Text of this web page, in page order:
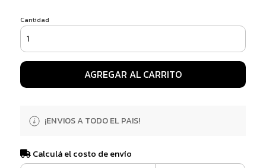
Cantidad
AGREGAR AL CARRITO
¡ENVIOS A TODO EL PAIS!
Calculá el costo de envío